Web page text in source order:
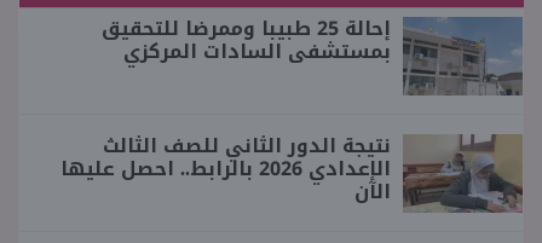
إحالة 25 طبيبا وممرضا للتحقيق
بمستشفى السادات المركزي
نتيجة الدور الثاني للصف الثالث
الإعدادي 2026 بالرابط.. احصل عليها
الآن